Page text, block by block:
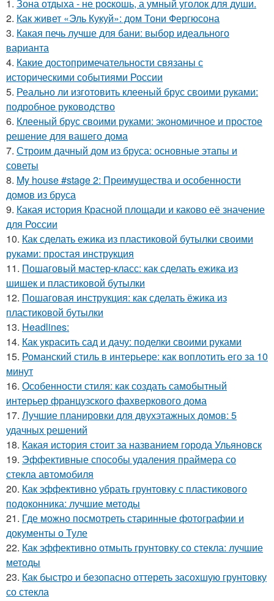
1. Зона отдыха - не роcкошь, а умный уголок для души.
2. Как живет «Эль Кукуй»: дом Тони Фергюсона
3. Какая печь лучше для бани: выбор идеального
варианта
4. Какие достопримечательности связаны с
историческими событиями России
5. Реально ли изготовить клееный брус своими руками:
подробное руководство
6. Клееный брус своими руками: экономичное и простое
решение для вашего дома
7. Строим дачный дом из бруса: основные этапы и
советы
8. My house #stage 2: Преимущества и особенности
домов из бруса
9. Какая история Красной площади и каково её значение
для России
10. Как сделать ежика из пластиковой бутылки своими
руками: простая инструкция
11. Пошаговый мастер-класс: как сделать ежика из
шишек и пластиковой бутылки
12. Пошаговая инструкция: как сделать ёжика из
пластиковой бутылки
13. Headlines:
14. Как украсить сад и дачу: поделки своими руками
15. Романский стиль в интерьере: как воплотить его за 10
минут
16. Особенности стиля: как создать самобытный
интерьер французского фахверкового дома
17. Лучшие планировки для двухэтажных домов: 5
удачных решений
18. Какая история стоит за названием города Ульяновск
19. Эффективные способы удаления праймера со
стекла автомобиля
20. Как эффективно убрать грунтовку с пластикового
подоконника: лучшие методы
21. Где можно посмотреть старинные фотографии и
документы о Туле
22. Как эффективно отмыть грунтовку со стекла: лучшие
методы
23. Как быстро и безопасно оттереть засохшую грунтовку
со стекла